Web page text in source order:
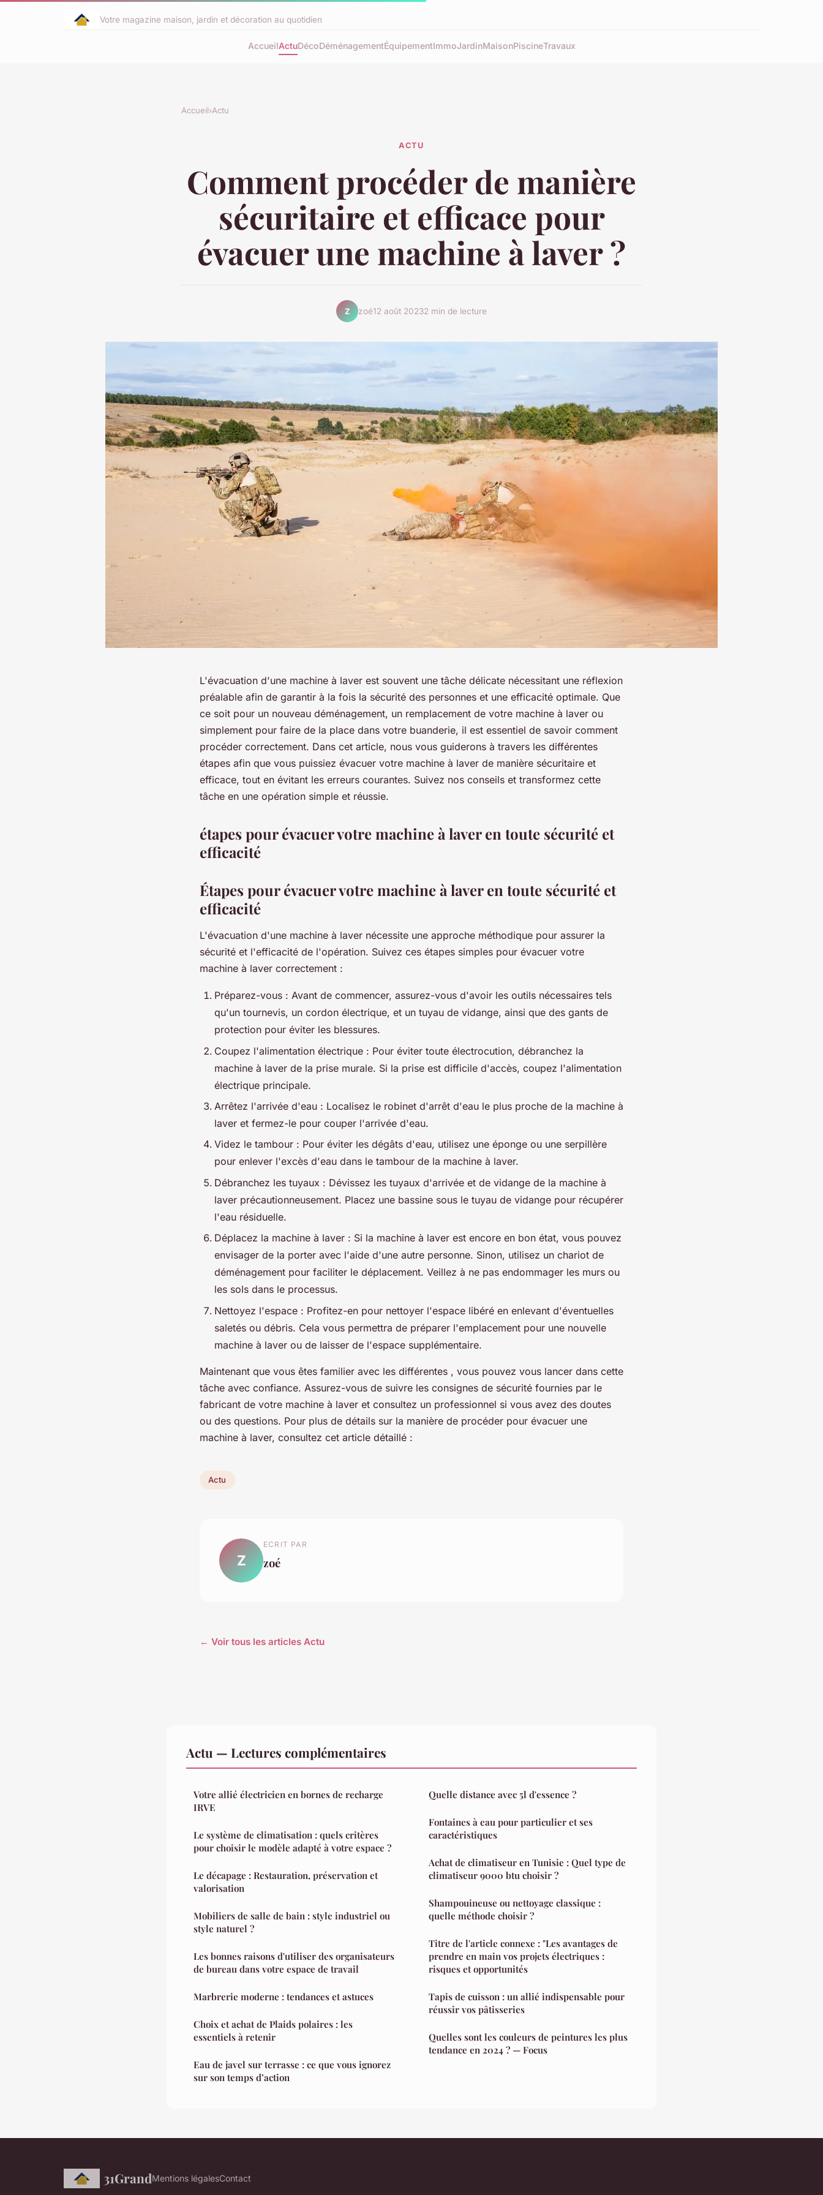
Votre magazine maison, jardin et décoration au quotidien
AccueilActuDécoDéménagementÉquipementImmoJardinMaisonPiscineTravaux
Accueil›Actu
ACTU
Comment procéder de manière
sécuritaire et efficace pour
évacuer une machine à laver ?
Z zoé12 août 20232 min de lecture
L'évacuation d'une machine à laver est souvent une tâche délicate nécessitant une réflexion
préalable afin de garantir à la fois la sécurité des personnes et une efficacité optimale. Que
ce soit pour un nouveau déménagement, un remplacement de votre machine à laver ou
simplement pour faire de la place dans votre buanderie, il est essentiel de savoir comment
procéder correctement. Dans cet article, nous vous guiderons à travers les différentes
étapes afin que vous puissiez évacuer votre machine à laver de manière sécuritaire et
efficace, tout en évitant les erreurs courantes. Suivez nos conseils et transformez cette
tâche en une opération simple et réussie.
étapes pour évacuer votre machine à laver en toute sécurité et
efficacité
Étapes pour évacuer votre machine à laver en toute sécurité et
efficacité
L'évacuation d'une machine à laver nécessite une approche méthodique pour assurer la
sécurité et l'efficacité de l'opération. Suivez ces étapes simples pour évacuer votre
machine à laver correctement :
Préparez-vous : Avant de commencer, assurez-vous d'avoir les outils nécessaires tels
qu'un tournevis, un cordon électrique, et un tuyau de vidange, ainsi que des gants de
protection pour éviter les blessures.
Coupez l'alimentation électrique : Pour éviter toute électrocution, débranchez la
machine à laver de la prise murale. Si la prise est difficile d'accès, coupez l'alimentation
électrique principale.
Arrêtez l'arrivée d'eau : Localisez le robinet d'arrêt d'eau le plus proche de la machine à
laver et fermez-le pour couper l'arrivée d'eau.
Videz le tambour : Pour éviter les dégâts d'eau, utilisez une éponge ou une serpillère
pour enlever l'excès d'eau dans le tambour de la machine à laver.
Débranchez les tuyaux : Dévissez les tuyaux d'arrivée et de vidange de la machine à
laver précautionneusement. Placez une bassine sous le tuyau de vidange pour récupérer
l'eau résiduelle.
Déplacez la machine à laver : Si la machine à laver est encore en bon état, vous pouvez
envisager de la porter avec l'aide d'une autre personne. Sinon, utilisez un chariot de
déménagement pour faciliter le déplacement. Veillez à ne pas endommager les murs ou
les sols dans le processus.
Nettoyez l'espace : Profitez-en pour nettoyer l'espace libéré en enlevant d'éventuelles
saletés ou débris. Cela vous permettra de préparer l'emplacement pour une nouvelle
machine à laver ou de laisser de l'espace supplémentaire.
Maintenant que vous êtes familier avec les différentes , vous pouvez vous lancer dans cette
tâche avec confiance. Assurez-vous de suivre les consignes de sécurité fournies par le
fabricant de votre machine à laver et consultez un professionnel si vous avez des doutes
ou des questions. Pour plus de détails sur la manière de procéder pour évacuer une
machine à laver, consultez cet article détaillé :
Actu
Z
ECRIT PAR
zoé
← Voir tous les articles Actu
Actu — Lectures complémentaires
Votre allié électricien en bornes de recharge
IRVE
Le système de climatisation : quels critères
pour choisir le modèle adapté à votre espace ?
Le décapage : Restauration, préservation et
valorisation
Mobiliers de salle de bain : style industriel ou
style naturel ?
Les bonnes raisons d'utiliser des organisateurs
de bureau dans votre espace de travail
Marbrerie moderne : tendances et astuces
Choix et achat de Plaids polaires : les
essentiels à retenir
Eau de javel sur terrasse : ce que vous ignorez
sur son temps d’action
Quelle distance avec 5l d'essence ?
Fontaines à eau pour particulier et ses
caractéristiques
Achat de climatiseur en Tunisie : Quel type de
climatiseur 9000 btu choisir ?
Shampouineuse ou nettoyage classique :
quelle méthode choisir ?
Titre de l'article connexe : "Les avantages de
prendre en main vos projets électriques :
risques et opportunités
Tapis de cuisson : un allié indispensable pour
réussir vos pâtisseries
Quelles sont les couleurs de peintures les plus
tendance en 2024 ? — Focus
31GrandMentions légalesContact